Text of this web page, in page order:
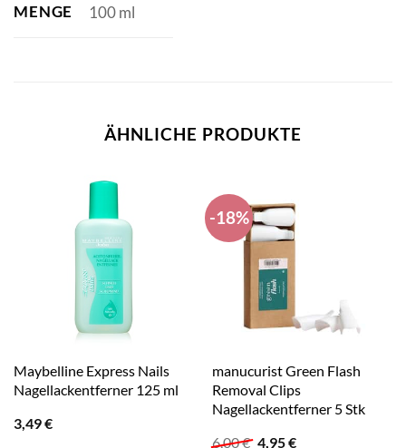
MENGE 100 ml
ÄHNLICHE PRODUKTE
Maybelline Express Nails
Nagellackentferner 125 ml
3,49€
-18%
manucurist Green Flash
Removal Clips
Nagellackentferner 5 Stk
6,00€ Ursprünglicher
4,95€Aktueller